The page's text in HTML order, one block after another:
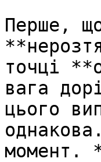
Перше,
точцi
вага
цього
момент.